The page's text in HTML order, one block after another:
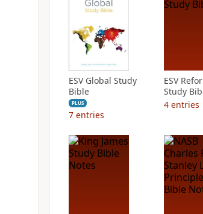
ESV Global Study
Bible
PLUS
7 entries
ESV
Study
4 entries